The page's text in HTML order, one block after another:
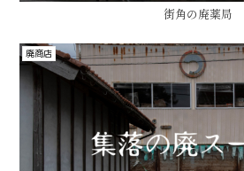
街角の廃薬局
廃商店